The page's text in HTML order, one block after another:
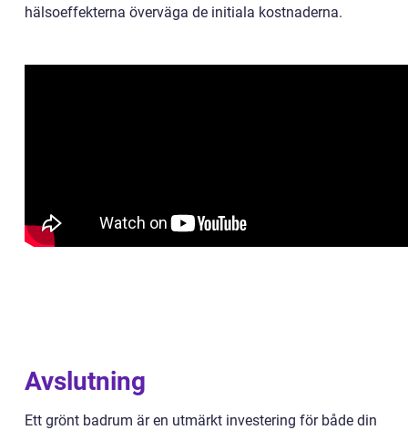
hälsoeffekterna överväga de initiala kostnaderna.
Avslutning
Ett grönt badrum är en utmärkt investering för både din